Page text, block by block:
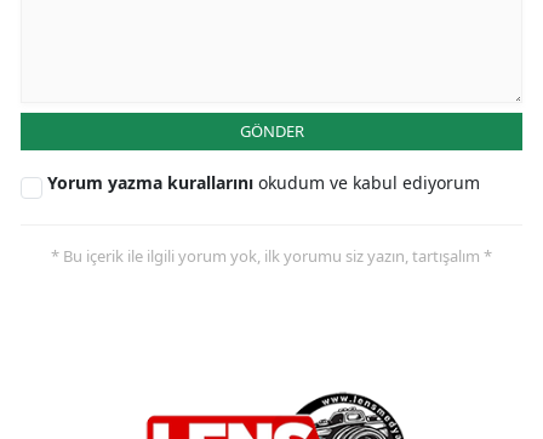
GÖNDER
Yorum yazma kurallarını okudum ve kabul ediyorum
* Bu içerik ile ilgili yorum yok, ilk yorumu siz yazın, tartışalım *